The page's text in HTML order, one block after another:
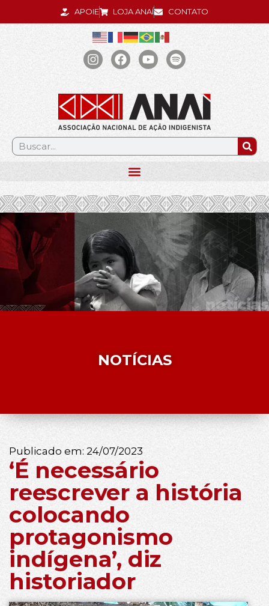
APOIE LOJA ANAÍ CONTATO
.
NOTÍCIAS
Publicado em: 24/07/2023
‘É necessário
reescrever a história
colocando
protagonismo
indígena’, diz
historiador